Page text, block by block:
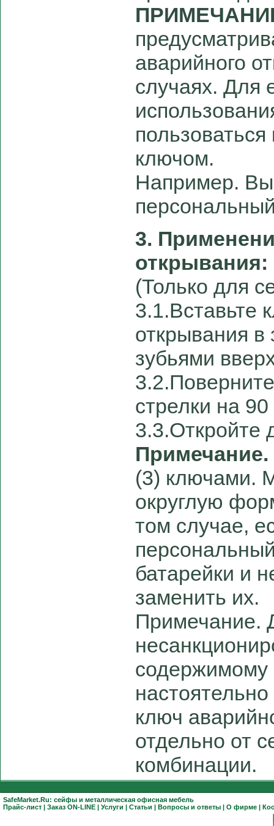
аварийного
случаях. Для
ключом.
Например.
3.
открывания:
(Только для
3.1.Вставьте
открывания
зубьями
стрелки на
3.3.Откройте
Примечание.
(3) ключами.
округлую
том случае,
батарейки и
заменить их.
Примечание.
ключ
отдельно от
комбинации.
SafeMarket.Ru: сейфы и металлическая офисная мебель
Прайс-лист | Заказ ON-LINE | Услуги | Статьи | Вопросы и ответы | О фирме |